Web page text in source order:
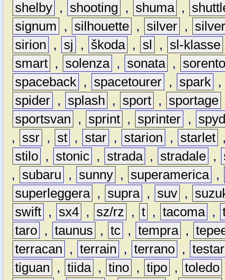
shelby , shooting , shuma ,
signum
, silhouette , silver ,
sirion
, sj , škoda , sl , sl-klasse
smart , solenza , sonata ,
spaceback , spacetourer , spark ,
spider , splash , sport , sportage
sportsvan
, sprint , sprinter ,
,
ssr , st , star , starion , starlet
stilo , stonic , strada , stradale ,
,
subaru , sunny , superamerica ,
superleggera , supra , suv ,
swift , sx4 , sz/rz , t , tacoma ,
taro , taunus , tc , tempra ,
terracan
, terrain , terrano ,
tiguan
, tiida , tino , tipo , toledo